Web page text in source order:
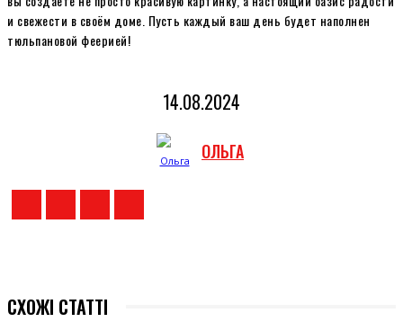
и свежести в своём доме. Пусть каждый ваш день будет наполнен
тюльпановой феерией!
14.08.2024
ОЛЬГА
СХОЖІ СТАТТІ